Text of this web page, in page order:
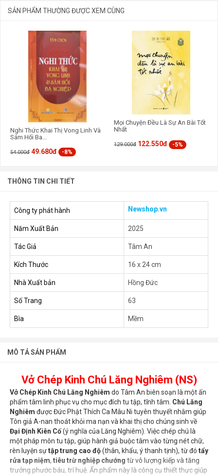
SẢN PHẨM THƯỜNG ĐƯỢC XEM CÙNG
Nghi Thức Khai Thị Vong Linh Và
Sám Hối Ba...
54.000đ 49.680đ -8%
Mọi Chuyện Đều Là Sự An Bài Tốt
Nhất
129.000đ 122.550đ -5%
THÔNG TIN CHI TIẾT
Công ty phát hành Newshop.vn
Năm Xuất Bản 2025
Tác Giả Tâm An
Kích Thước 16 x 24 cm
Nhà Xuất bản Hồng Đức
Số Trang 63
Bìa Mềm
MÔ TẢ SẢN PHẨM
Vở Chép Kinh Chú Lăng Nghiêm (NS)
Vở Chép Kinh Chú Lăng Nghiêm do Tâm An biên soạn là một ấn
phẩm tâm linh phục vụ cho mục đích tu tập, tĩnh tâm. Chú Lăng
Nghiêm được Đức Phật Thích Ca Mâu Ni tuyên thuyết nhằm giúp
Tôn giả A-nan thoát khỏi ma nạn và khai thị cho chúng sinh về
Đại Định Kiên Cố(ý nghĩa của Lăng Nghiêm). Việc chép chú là
một pháp môn tu tập, giúp hành giả buộc tâm vào từng nét chữ,
rèn luyện sựtập trung cao độ(thân, khẩu, ý thanh tịnh), từ đó tẩy
rửa tạp niệm, tiêu trừ nghiệp chướng từ vô lượng kiếp và tăng
trưởng phước báu, trí huệ. Ấn phẩm này là công cụ thiết thực giúp